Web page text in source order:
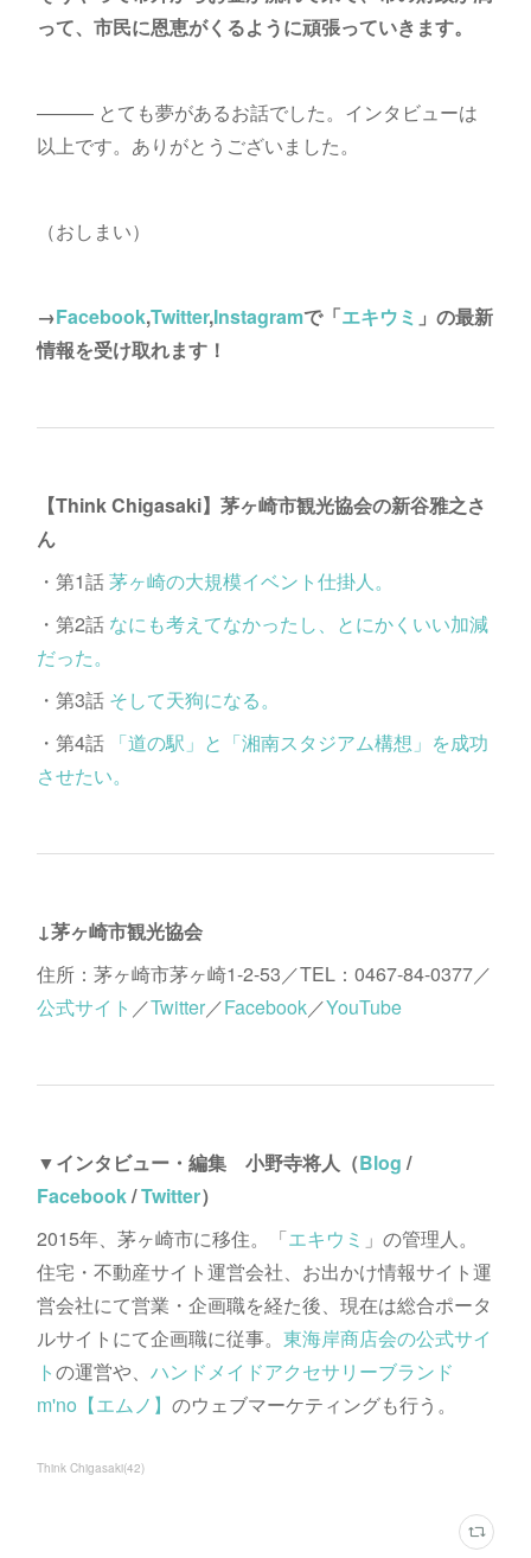
って、市民に恩恵がくるように頑張っていきます。
――― とても夢があるお話でした。インタビューは
以上です。ありがとうございました。
（おしまい）
→Facebook,Twitter,Instagramで「エキウミ 」の最新
情報を受け取れます！
【Think Chigasaki】茅ヶ崎市観光協会の新谷雅之さ
ん
・第1話茅ヶ崎の大規模イベント仕掛人。
・第2話 なにも考えてなかったし、とにかくいい加減
だった。
・第3話 そして天狗になる。
・第4話 「道の駅」と「湘南スタジアム構想」を成功
させたい。
↓茅ヶ崎市観光協会
住所：茅ヶ崎市茅ヶ崎1-2-53／TEL：0467-84-0377／
公式サイト ／Twitter／Facebook／YouTube
▼インタビュー・編集 小野寺将人（Blog /
Facebook/Twitter）
2015年、茅ヶ崎市に移住。「エキウミ 」の管理人。
住宅・不動産サイト運営会社、お出かけ情報サイト運
営会社にて営業・企画職を経た後、現在は総合ポータ
ルサイトにて企画職に従事。 東海岸商店会の公式サイ
トの運営や、 ハンドメイドアクセサリーブランド
m'no【エムノ】 のウェブマーケティングも行う。
Think Chigasaki(42)